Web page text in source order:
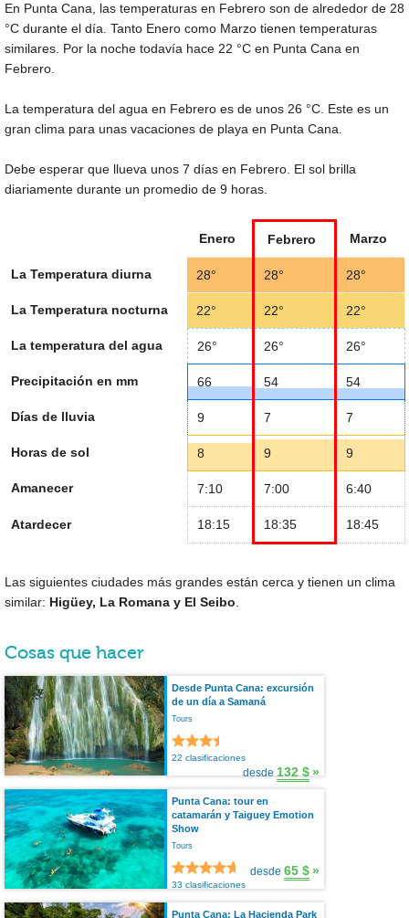
En Punta Cana, las temperaturas en Febrero son de alrededor de 28
°C durante el día. Tanto Enero como Marzo tienen temperaturas
similares. Por la noche todavía hace 22 °C en Punta Cana en
Febrero.
La temperatura del agua en Febrero es de unos 26 °C . Este es un
gran clima para unas vacaciones de playa en Punta Cana.
Debe esperar que llueva unos 7 días en Febrero. El sol brilla
diariamente durante un promedio de 9 horas.
Enero Febrero Marzo
La Temperatura diurna 28° 28° 28°
La Temperatura nocturna 22° 22° 22°
La temperatura del agua 26° 26° 26°
Precipitación en mm 66 54 54
Días de lluvia 9 7 7
Horas de sol 8 9 9
Amanecer 7:10 7:00 6:40
Atardecer 18:15 18:35 18:45
Las siguientes ciudades más grandes están cerca y tienen un clima
similar: Higüey, La Romana y El Seibo
Cosas que hacer
Desde Punta Cana: excursión
de un día a Samaná
Tours
22 clasificaciones
desde132 $»
Punta Cana: tour en
catamarán y Taiguey Emotion
Show
Tours
33 clasificaciones
desde 65 $»
Punta Cana: La Hacienda Park